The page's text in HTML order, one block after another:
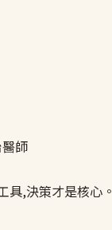
師
具,決策才是核心。